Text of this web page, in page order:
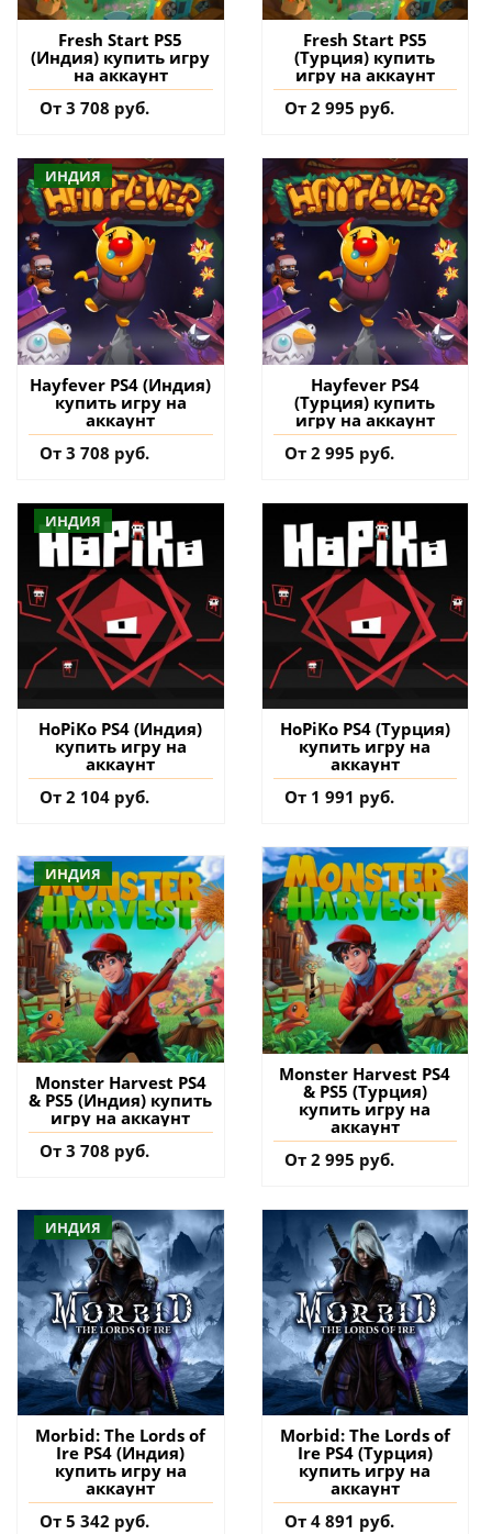
Fresh Start PS5
(Индия) купить игру
на аккаунт
От 3 708 руб.
Fresh Start PS5
(Турция) купить
игру на аккаунт
От 2 995 руб.
ИНДИЯ
Hayfever PS4 (Индия)
купить игру на
аккаунт
От 3 708 руб.
Hayfever PS4
(Турция) купить
игру на аккаунт
От 2 995 руб.
ИНДИЯ
HoPiKo PS4 (Индия)
купить игру на
аккаунт
От 2 104 руб.
HoPiKo PS4 (Турция)
купить игру на
аккаунт
От 1 991 руб.
ИНДИЯ
Monster Harvest PS4
& PS5 (Индия) купить
игру на аккаунт
От 3 708 руб.
Monster Harvest PS4
& PS5 (Турция)
купить игру на
аккаунт
От 2 995 руб.
ИНДИЯ
Morbid: The Lords of
Ire PS4 (Индия)
купить игру на
аккаунт
От 5 342 руб.
Morbid: The Lords of
Ire PS4 (Турция)
купить игру на
аккаунт
От 4 891 руб.